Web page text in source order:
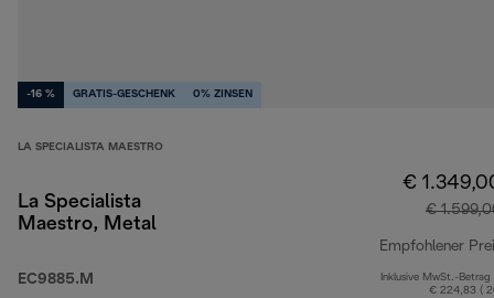
-16 % GRATIS-GESCHENK 0% ZINSEN
LA SPECIALISTA MAESTRO
La Specialista
Maestro, Metal
EC9885.M
€
€
Empfohlener
Inklusive MwSt.-Betrag
€ 224,83 (